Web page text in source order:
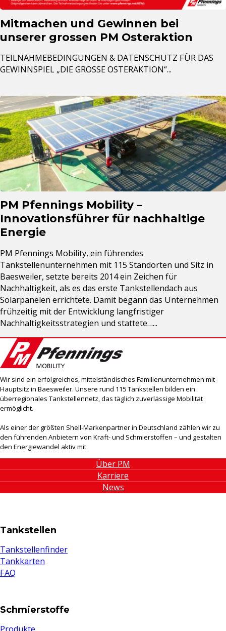
Mitmachen und Gewinnen bei
unserer grossen PM Osteraktion
TEILNAHMEBEDINGUNGEN & DATENSCHUTZ FÜR DAS
GEWINNSPIEL „DIE GROSSE OSTERAKTION“...
PM Pfennings Mobility –
Innovationsführer für nachhaltige
Energie
PM Pfennings Mobility, ein führendes
Tankstellenunternehmen mit 115 Standorten und Sitz in
Baesweiler, setzte bereits 2014 ein Zeichen für
Nachhaltigkeit, als es das erste Tankstellendach aus
Solarpanelen errichtete. Damit begann das Unternehmen
frühzeitig mit der Entwicklung langfristiger
Nachhaltigkeitsstrategien und stattete…...
Wir sind ein erfolgreiches, mittelständisches Familienunternehmen mit
Hauptsitz in Baesweiler. Unsere rund 115 Tankstellen bilden ein
überregionales Tankstellennetz, das täglich zuverlässige Mobilität
ermöglicht.
Als einer der größten Shell-Markenpartner in Deutschland zählen wir zu
den führenden Anbietern von Kraft- und Schmierstoffen – und gestalten
den Energiewandel aktiv mit.
Über PM
Karriere
News
Tankstellen
Tankstellenfinder
Tankkarten
FAQ
Schmierstoffe